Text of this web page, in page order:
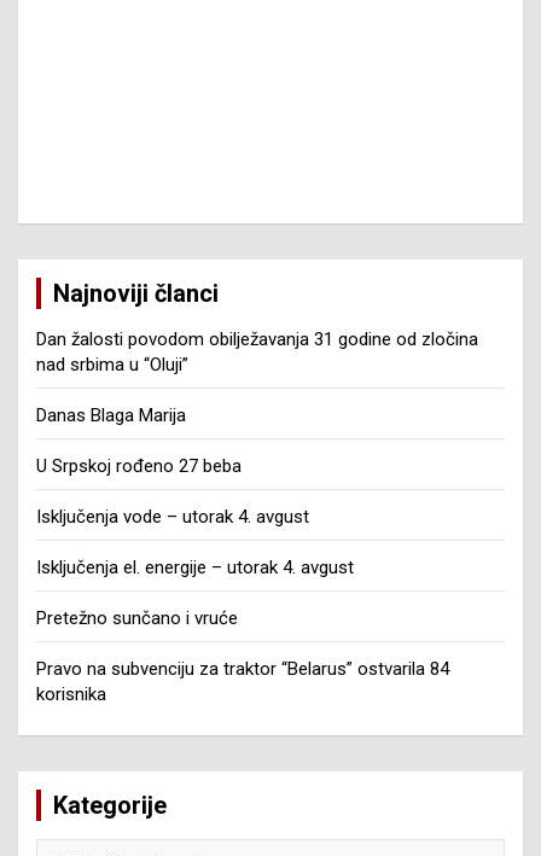
Najnoviji članci
Dan žalosti povodom obilježavanja 31 godine od zločina
nad srbima u “Oluji”
Danas Blaga Marija
U Srpskoj rođeno 27 beba
Isključenja vode – utorak 4. avgust
Isključenja el. energije – utorak 4. avgust
Pretežno sunčano i vruće
Pravo na subvenciju za traktor “Belarus” ostvarila 84
korisnika
Kategorije